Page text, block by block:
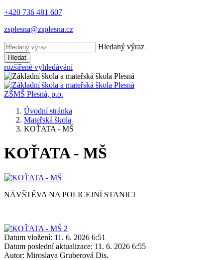
+420 736 481 607
zsplesna@zsplesna.cz
Hledaný výraz
Hledat
rozšířené vyhledávání
ZŠMŠ Plesná, p.o.
Úvodní stránka
Mateřská škola
KOŤATA - MŠ
KOŤATA - MŠ
NÁVŠTĚVA NA POLICEJNÍ STANICI
Datum vložení: 11. 6. 2026 6:51
Datum poslední aktualizace: 11. 6. 2026 6:55
Autor: Miroslava Gruberová Dis.